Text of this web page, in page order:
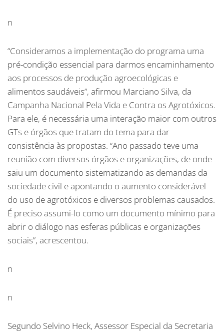
n
“Consideramos a implementação do programa uma
pré-condição essencial para darmos encaminhamento
aos processos de produção agroecológicas e
alimentos saudáveis”, afirmou Marciano Silva, da
Campanha Nacional Pela Vida e Contra os Agrotóxicos.
Para ele, é necessária uma interação maior com outros
GTs e órgãos que tratam do tema para dar
consistência às propostas. “Ano passado teve uma
reunião com diversos órgãos e organizações, de onde
saiu um documento sistematizando as demandas da
sociedade civil e apontando o aumento considerável
do uso de agrotóxicos e diversos problemas causados.
É preciso assumi-lo como um documento mínimo para
abrir o diálogo nas esferas públicas e organizações
sociais”, acrescentou.
n
n
Segundo Selvino Heck, Assessor Especial da Secretaria